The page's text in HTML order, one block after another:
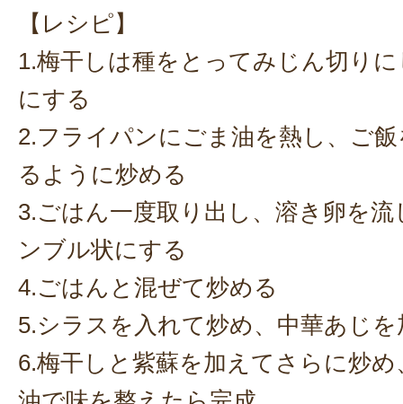
【レシピ】
1.梅干しは種をとってみじん切り
にする
2.フライパンにごま油を熱し、ご
るように炒める
3.ごはん一度取り出し、溶き卵を
ンブル状にする
4.ごはんと混ぜて炒める
5.シラスを入れて炒め、中華あじを
6.梅干しと紫蘇を加えてさらに炒